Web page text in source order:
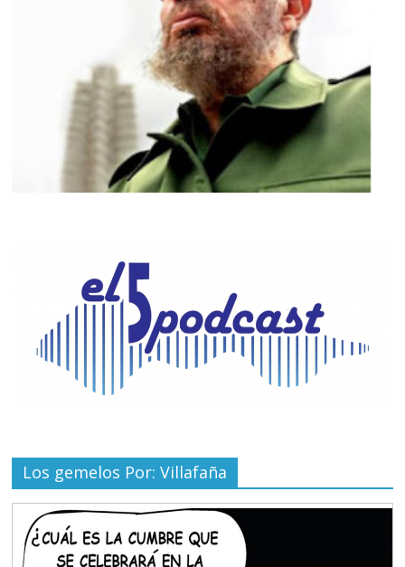
Los gemelos Por: Villafaña